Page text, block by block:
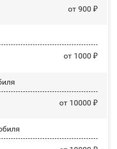
от 900 ₽
от 1000 ₽
от 10000 ₽